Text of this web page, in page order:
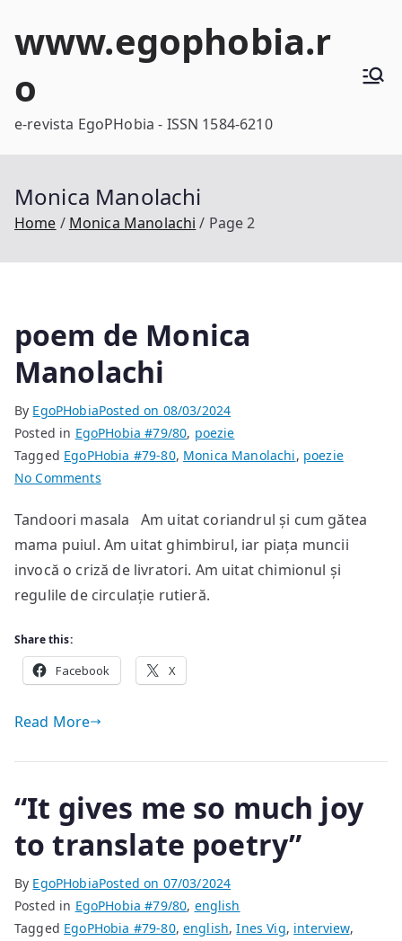
www.egophobia.r
o
e-revista EgoPHobia - ISSN 1584-6210
Monica Manolachi
Home Monica Manolachi Page 2
poem de Monica
Manolachi
By EgoPHobiaPosted on 08/03/2024
Posted in EgoPHobia #79/80, poezie
Tagged EgoPHobia #79-80, Monica Manolachi, poezie
No Commentson
de
Monica
Manolachi
Tandoori masala Am uitat coriandrul și cum gătea
mama puiul. Am uitat ghimbirul, iar piața muncii
invocă o criză de livratori. Am uitat chimionul și
regulile de circulație rutieră.
Share this:
Facebook X
Read More
“It gives me so much joy
to translate poetry”
By EgoPHobiaPosted on 07/03/2024
Posted in EgoPHobia #79/80, english
Tagged EgoPHobia #79-80,english,Ines Vig, interview,